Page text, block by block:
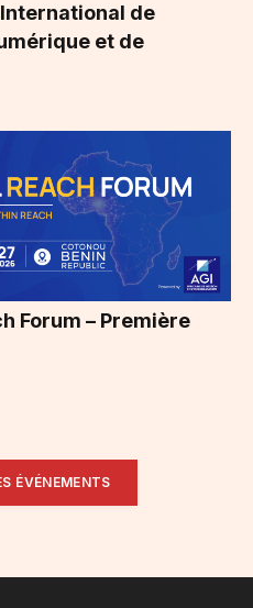
International de
et de
Forum – Première
ÉVÉNEMENTS